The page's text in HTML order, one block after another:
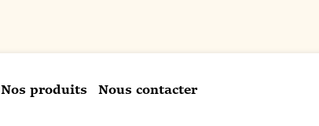
Nos produits Nous contacter